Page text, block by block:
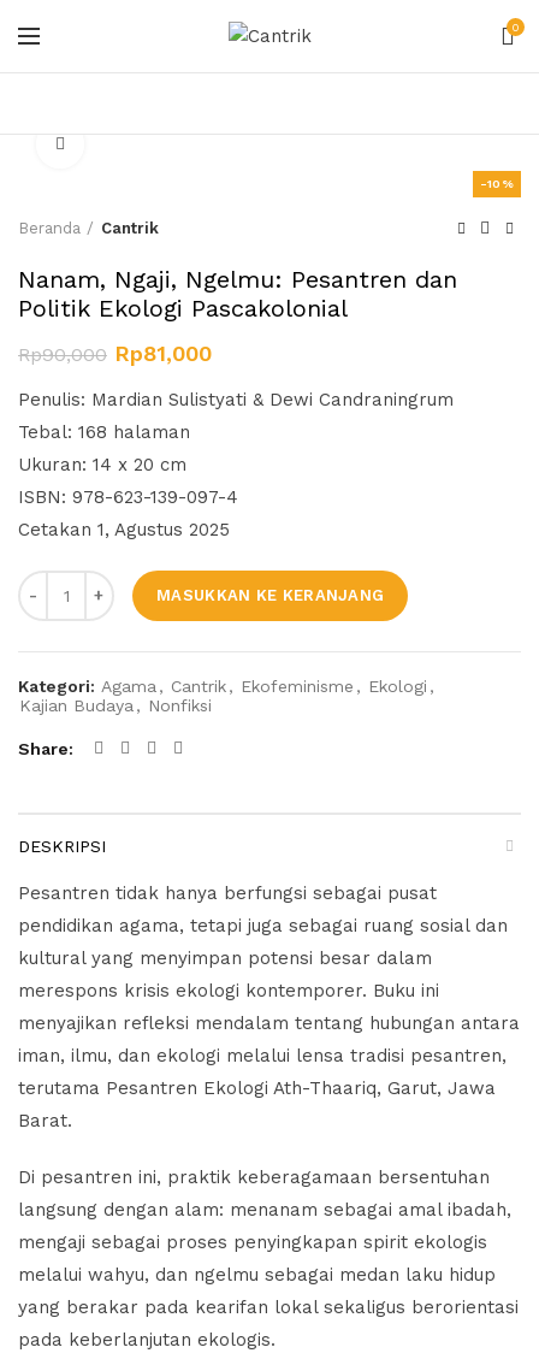
0
-10%
Beranda Cantrik
Nanam, Ngaji, Ngelmu: Pesantren dan
Politik Ekologi Pascakolonial
Rp90,000 Rp81,000
Penulis: Mardian Sulistyati & Dewi Candraningrum
Tebal: 168 halaman
Ukuran: 14 x 20 cm
ISBN: 978-623-139-097-4
Cetakan 1, Agustus 2025
Jumlah
MASUKKAN KE KERANJANG
Kategori: Agama , Cantrik, Ekofeminisme , Ekologi ,
Kajian Budaya , Nonfiksi
Share
DESKRIPSI
Pesantren tidak hanya berfungsi sebagai pusat
pendidikan agama, tetapi juga sebagai ruang sosial dan
kultural yang menyimpan potensi besar dalam
merespons krisis ekologi kontemporer. Buku ini
menyajikan refleksi mendalam tentang hubungan antara
iman, ilmu, dan ekologi melalui lensa tradisi pesantren,
terutama Pesantren Ekologi Ath-Thaariq, Garut, Jawa
Barat.
Di pesantren ini, praktik keberagamaan bersentuhan
langsung dengan alam: menanam sebagai amal ibadah,
mengaji sebagai proses penyingkapan spirit ekologis
melalui wahyu, dan ngelmu sebagai medan laku hidup
yang berakar pada kearifan lokal sekaligus berorientasi
pada keberlanjutan ekologis.